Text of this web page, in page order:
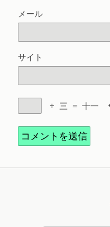
メール
サイト
+ 三 = 十一